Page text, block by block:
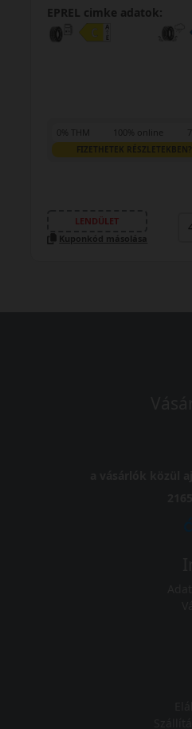
EPREL cimke adatok:
0% THM 100% online
FIZETHETEK RÉSZLETEKBEN?
LENDÜLET
Kuponkód másolása